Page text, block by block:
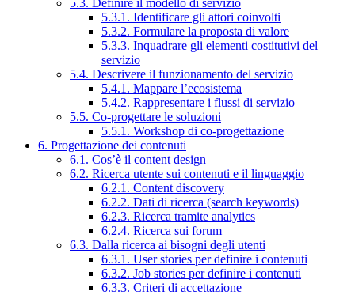
5.3.1. Identificare gli attori coinvolti
5.3.2. Formulare la proposta di valore
5.3.3. Inquadrare gli elementi costitutivi del
servizio
5.4. Descrivere il funzionamento del servizio
5.4.1. Mappare l’ecosistema
5.4.2. Rappresentare i flussi di servizio
5.5. Co-progettare le soluzioni
5.5.1. Workshop di co-progettazione
6. Progettazione dei contenuti
6.1. Cos’è il content design
6.2. Ricerca utente sui contenuti e il linguaggio
6.2.1. Content discovery
6.2.2. Dati di ricerca (search keywords)
6.2.3. Ricerca tramite analytics
6.2.4. Ricerca sui forum
6.3. Dalla ricerca ai bisogni degli utenti
6.3.1. User stories per definire i contenuti
6.3.2. Job stories per definire i contenuti
6.3.3. Criteri di accettazione